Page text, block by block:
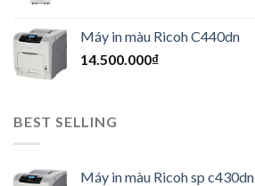
Máy in màu Ricoh C440dn
14.500.000₫
BEST SELLING
Máy in màu Ricoh sp c430dn